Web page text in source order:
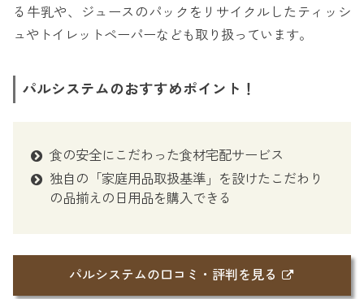
る牛乳や、ジュースのパックをリサイクルしたティッシ
ュやトイレットペーパーなども取り扱っています。
パルシステムのおすすめポイント！
食の安全にこだわった食材宅配サービス
独自の「家庭用品取扱基準」を設けたこだわり
の品揃えの日用品を購入できる
パルシステムの口コミ・評判を見る